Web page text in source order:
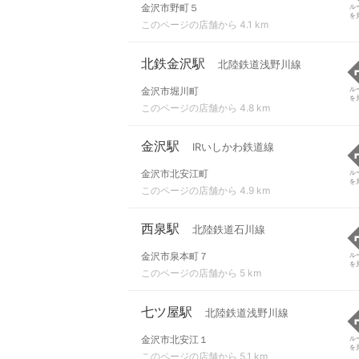
金沢市野町５
このページの店舗から 4.1 km
ル
を
北鉄金沢駅 北陸鉄道浅野川線
金沢市堀川町
このページの店舗から 4.8 km
ル
を
金沢駅 IRいしかわ鉄道線
金沢市北安江町
このページの店舗から 4.9 km
ル
を
西泉駅 北陸鉄道石川線
金沢市泉本町７
このページの店舗から 5 km
ル
を
七ツ屋駅 北陸鉄道浅野川線
金沢市北安江１
このページの店舗から 5.1 km
ル
を